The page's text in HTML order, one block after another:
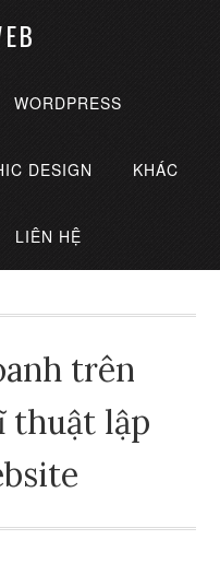
WORDPRESS
DESIGN KHÁC
LIÊN HỆ
trên
thuật lập